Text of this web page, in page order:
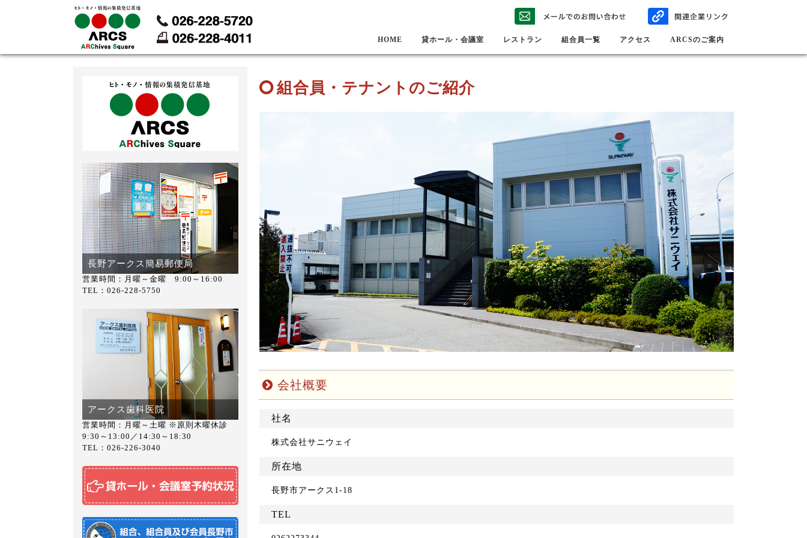
HOME 貸ホール・会議室 レストラン 組合員一覧 アクセス ARCSのご案内
長野アークス簡易郵便局
営業時間：月曜～金曜 9:00～16:00
TEL：026-228-5750
アークス歯科医院
営業時間：月曜～土曜 ※原則木曜休診
9:30～13:00／14:30～18:30
TEL：026-226-3040
組合員・テナントのご紹介
会社概要
社名
株式会社サニウェイ
所在地
長野市アークス1-18
TEL